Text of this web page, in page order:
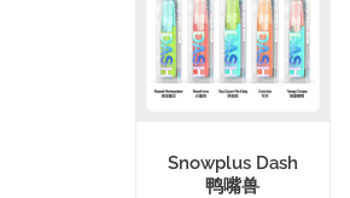
Snowplus Dash
鸭嘴兽